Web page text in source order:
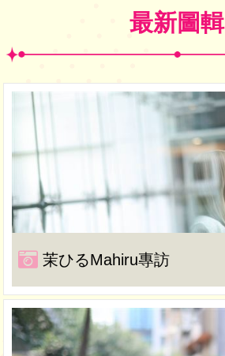
最新圖輯
茉ひるMahiru專訪